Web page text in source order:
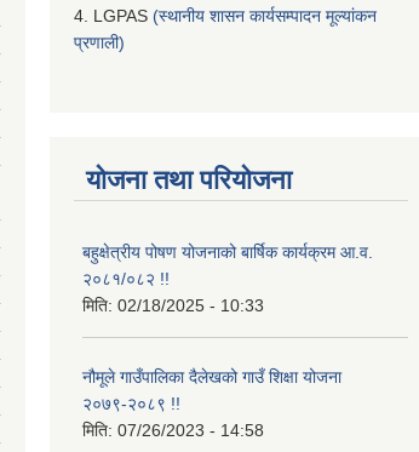
4. LGPAS (स्थानीय शासन कार्यसम्पादन मूल्यांकन
प्रणाली)
योजना तथा परियोजना
बहुक्षेत्रीय पोषण योजनाको बार्षिक कार्यक्रम आ.व.
२०८१/०८२ !!
मिति: 02/18/2025 - 10:33
नौमूले गाउँपालिका दैलेखको गाउँ शिक्षा योजना
२०७९-२०८९ !!
मिति: 07/26/2023 - 14:58